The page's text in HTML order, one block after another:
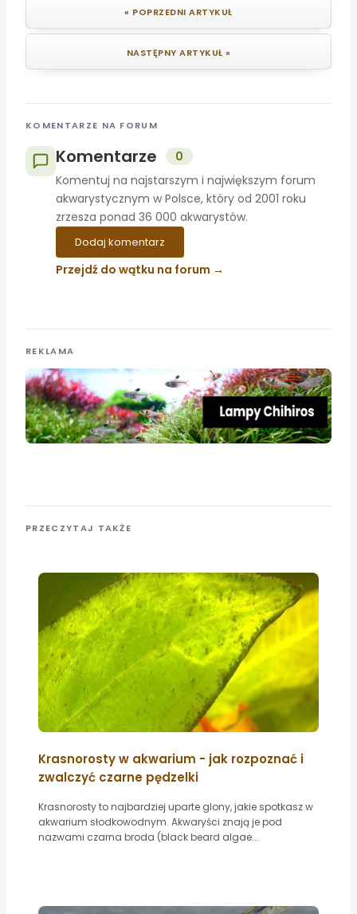
« POPRZEDNI ARTYKUŁ
NASTĘPNY ARTYKUŁ »
KOMENTARZE NA FORUM
Komentarze
0
Komentuj na najstarszym i największym forum
akwarystycznym w Polsce, który od 2001 roku
zrzesza ponad 36 000 akwarystów.
Dodaj komentarz
Przejdź do wątku na forum
REKLAMA
PRZECZYTAJ TAKŻE
Krasnorosty w akwarium - jak rozpoznać i
zwalczyć czarne pędzelki
Krasnorosty to najbardziej uparte glony, jakie spotkasz w
akwarium słodkowodnym. Akwaryści znają je pod
nazwami czarna broda (black beard algae...